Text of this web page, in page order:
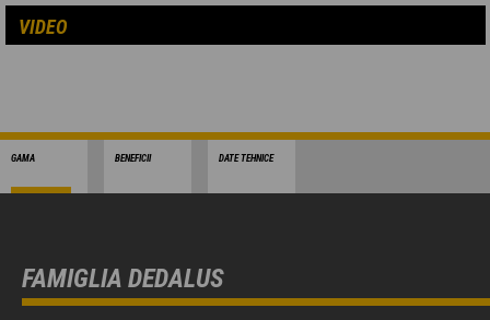
VIDEO
GAMA BENEFICII DATE TEHNICE
FAMIGLIA DEDALUS